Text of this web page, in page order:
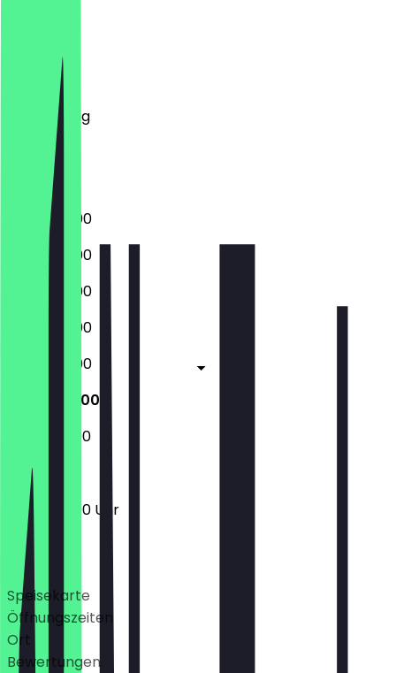
Dienstag
Mittwoch
Donnerstag
Freitag
Samstag
Sonntag
17:00 - 23:00
17:00 - 23:00
17:00 - 23:00
17:00 - 23:00
17:00 - 23:00
12:00 - 23:00
12:00 - 23:00
12:00 - 23:00 Uhr
Deals
Speisekarte
Öffnungszeiten
Ort
Bewertungen